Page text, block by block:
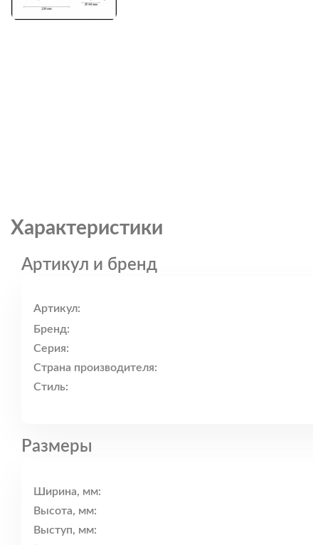
Характеристики
Артикул и бренд
Артикул:
Бренд:
Серия:
Страна производителя:
Стиль:
Размеры
Ширина, мм:
Высота, мм:
Выступ, мм: